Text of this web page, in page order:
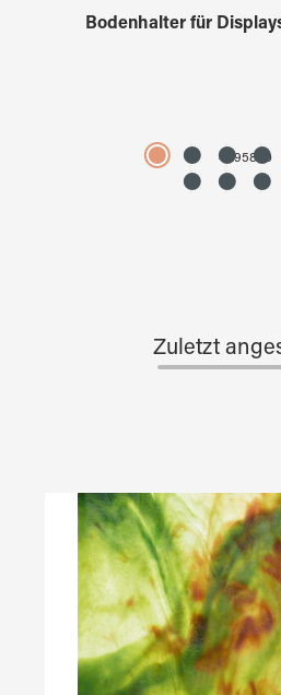
Bodenhalter für
4595890
Zuletzt
Produktgalerie überspringen